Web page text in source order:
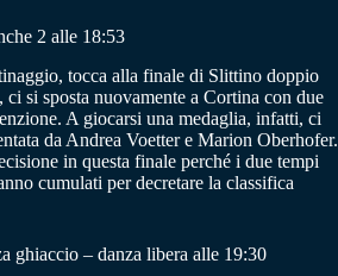
2 alle 18:53
tocca alla finale di Slittino doppio
si sposta nuovamente a Cortina con due
A giocarsi una medaglia, infatti, ci
da Andrea Voetter e Marion Oberhofer.
in questa finale perché i due tempi
cumulati per decretare la classifica
ghiaccio – danza libera alle 19:30